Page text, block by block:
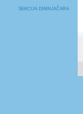
SEKCIJA DIMNJAČARA